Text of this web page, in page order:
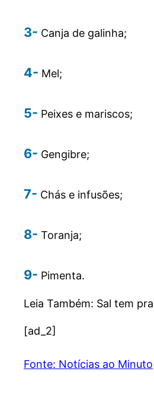
3- Canja de galinha;
4- Mel;
5- Peixes e mariscos;
6- Gengibre;
7- Chás e infusões;
8- Toranja;
9- Pimenta.
Leia Também: Sal tem
[ad_2]
Fonte: Notícias ao Minuto